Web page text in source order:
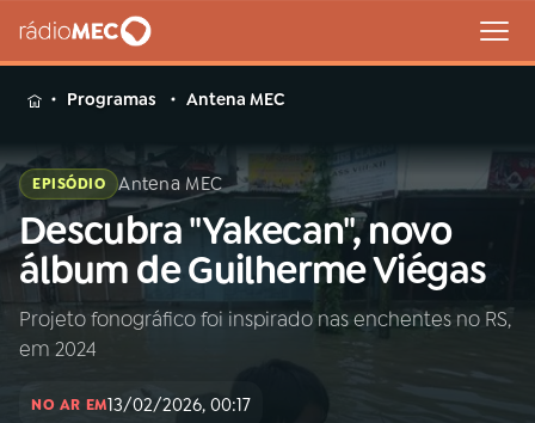
MENU
Buscar
na
Rádio
MEC
Buscar
Programas Antena MEC
EPISÓDIO Antena MEC
Descubra "Yakecan", novo
álbum de Guilherme Viégas
Projeto fonográfico foi inspirado nas enchentes no RS,
em 2024
NO AR EM13/02/2026, 00:17